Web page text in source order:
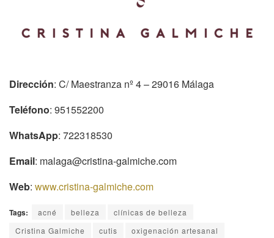
Dirección: C/ Maestranza nº 4 – 29016 Málaga
Teléfono: 951552200
WhatsApp: 722318530
Email: malaga@cristina-galmiche.com
Web: www.cristina-galmiche.com
Tags: acné belleza
clínicas de belleza
Cristina Galmiche
cutis
oxigenación artesanal